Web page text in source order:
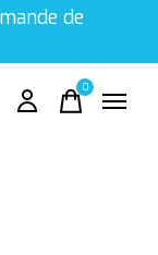
de
0items